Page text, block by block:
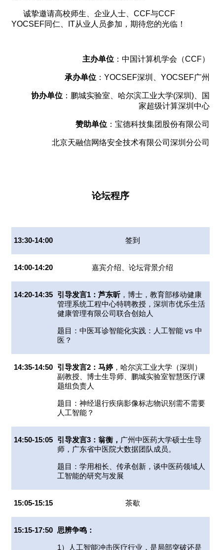
诚挚邀请高校师生、企业人士、CCF与CCF
YOCSEF同仁、IT从业人员参加，期待您的光临！
主办单位 ：中国计算机学会（CCF）
承办单位 ：YOCSEF深圳、YOCSEF广州
协办单位 ：鹏城实验室、哈尔滨工业大学(深圳)、国
家超级计算深圳中心
赞助单位 ：宝德科技集团股份有限公司
北京天融信网络安全技术有限公司深圳分公司
论坛程序
13:30-14:00 签到
14:00-14:20 嘉宾介绍、论坛背景介绍
14:20-14:35 引导发言1：芦东昕 ，博士，教育部移动健康
管理系统工程中心特聘教授，深圳市优乐生活
健康管理有限公司联合创始人
题目：中医耳诊智能化实践：人工智能 vs 中
医？
14:35-14:50 引导发言2：马婷 ，哈尔滨工业大学（深圳）
副教授、博士生导师、鹏城实验室智慧医疗课
题组负责人
题目：神经退行疾病影像标志物识别需不需要
人工智能？
14:50-15:05 引导发言3：翁衡， 广州中医药大学硕士生导
师，广东省中医院大数据团队成员。
题目：学用相长、传承创新，谈中医药领域人
工智能的研究与发展
15:05-15:15 茶歇
15:15-17:50 思辨争鸣：
1）人工智能冲击医疗行业，是局部突破还是